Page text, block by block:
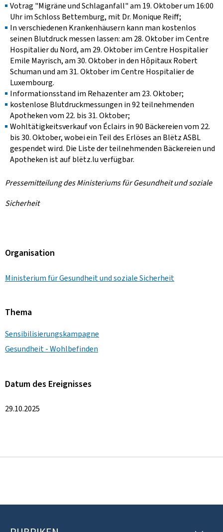
Votrag "Migräne und Schlaganfall" am 19. Oktober um 16:00
Uhr im Schloss Bettemburg, mit Dr. Monique Reiff;
In verschiedenen Krankenhäusern kann man kostenlos
seinen Blutdruck messen lassen: am 28. Oktober im Centre
Hospitalier du Nord, am 29. Oktober im Centre Hospitalier
Emile Mayrisch, am 30. Oktober in den Hôpitaux Robert
Schuman und am 31. Oktober im Centre Hospitalier de
Luxembourg.
Informationsstand im Rehazenter am 23. Oktober;
kostenlose Blutdruckmessungen in 92 teilnehmenden
Apotheken vom 22. bis 31. Oktober;
Wohltätigkeitsverkauf von Éclairs in 90 Bäckereien vom 22.
bis 30. Oktober, wobei ein Teil des Erlöses an Blëtz ASBL
gespendet wird. Die Liste der teilnehmenden Bäckereien und
Apotheken ist auf blëtz.lu verfügbar.
Pressemitteilung des Ministeriums für Gesundheit und soziale
Sicherheit
Organisation
Ministerium für Gesundheit und soziale Sicherheit
Thema
Sensibilisierungskampagne
Gesundheit - Wohlbefinden
Datum des Ereignisses
29.10.2025